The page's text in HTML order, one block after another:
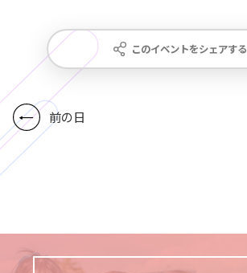
このイベントをシェアする
前の日